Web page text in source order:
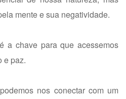
mente e sua negatividade.
a chave para que acessemos
e paz.
nos conectar com um